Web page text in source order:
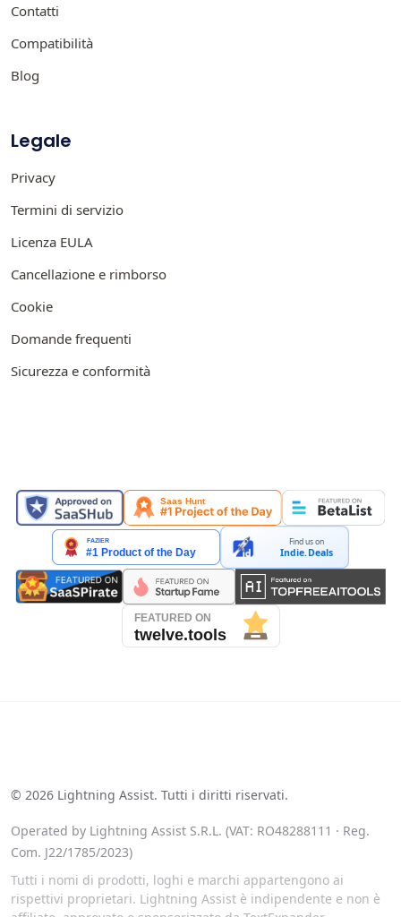
Contatti
Compatibilità
Blog
Legale
Privacy
Termini di servizio
Licenza EULA
Cancellazione e rimborso
Cookie
Domande frequenti
Sicurezza e conformità
Find us on
Indie.Deals
© 2026 Lightning Assist. Tutti i diritti riservati.
Operated by Lightning Assist S.R.L. (VAT: RO48288111 · Reg.
Com. J22/1785/2023)
Tutti i nomi di prodotti, loghi e marchi appartengono ai
rispettivi proprietari. Lightning Assist è indipendente e non è